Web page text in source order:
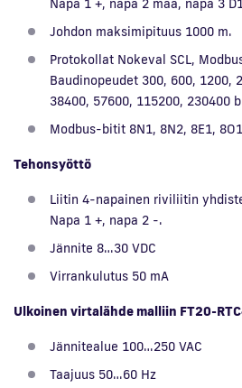
Napa 1 +, napa 2 maa, napa 3
Johdon maksimipituus 1000 m.
Protokollat Nokeval SCL,
Baudinopeudet 300, 600, 1200,
38400, 57600, 115200, 230400
Modbus-bitit 8N1, 8N2, 8E1, 8O1
Tehonsyöttö
Liitin 4-napainen riviliitin
Napa 1 +, napa 2 -.
Jännite 8…30 VDC
Virrankulutus 50 mA
Ulkoinen virtalähde malliin FT20-
Jännitealue 100…250 VAC
Taajuus 50…60 Hz